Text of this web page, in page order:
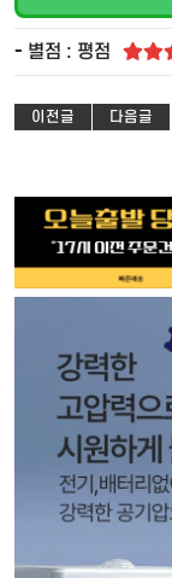
- 별점 : 평점
이전글 다음글